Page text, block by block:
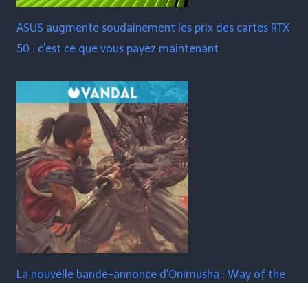
ASUS augmente soudainement les prix des cartes RTX
50 : c'est ce que vous payez maintenant
La nouvelle bande-annonce d'Onimusha : Way of the